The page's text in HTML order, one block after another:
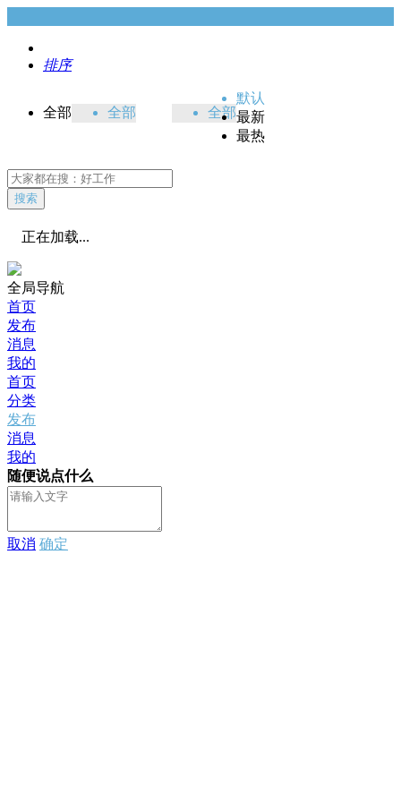
排序
全部 全部 全部
默认
最新
最热
搜索
正在加载...
全局导航
首页
发布
消息
我的
首页
分类
发布
消息
我的
随便说点什么
取消 确定